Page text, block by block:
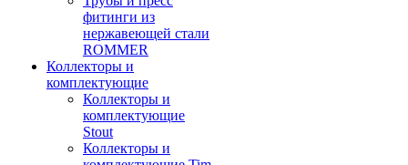
фитинги из
нержавеющей стали
ROMMER
Коллекторы и
комплектующие
Коллекторы и
комплектующие
Stout
Коллекторы и